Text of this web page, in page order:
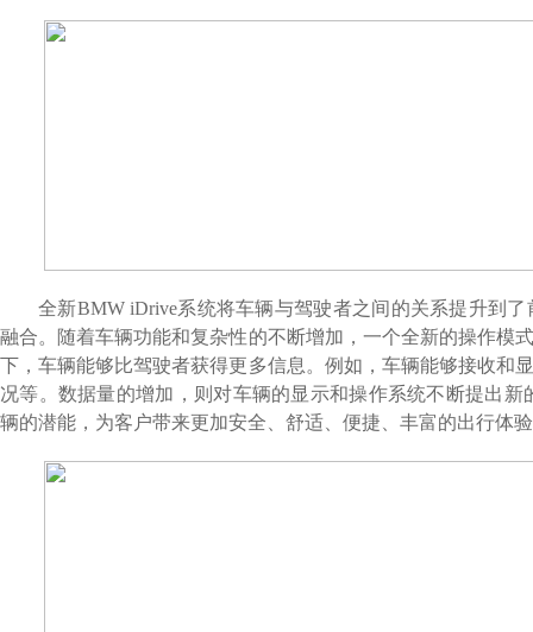
全新BMW iDrive系统将车辆与驾驶者之间的关系提升到
融合。随着车辆功能和复杂性的不断增加，一个全新的操作模
下，车辆能够比驾驶者获得更多信息。例如，车辆能够接收和
况等。数据量的增加，则对车辆的显示和操作系统不断提出新
辆的潜能，为客户带来更加安全、舒适、便捷、丰富的出行体